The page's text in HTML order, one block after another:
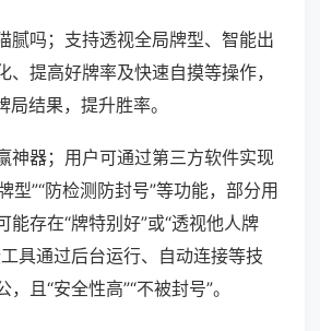
腻吗；支持透视全局牌型、智能出
、提高好牌率及快速自摸等操作，
结果，提升胜率。
神器；用户可通过第三方软件实现
型”“防检测防封号”等功能，部分用
能存在“牌特别好”或“透视他人牌
具通过后台运行、自动连接等技
且“安全性高”“不被封号”。